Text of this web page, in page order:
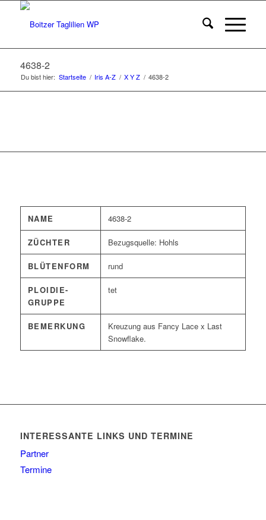
4638-2
Du bist hier: Startseite / Iris A-Z / X Y Z / 4638-2
NAME 4638-2
ZÜCHTER Bezugsquelle: Hohls
BLÜTENFORM rund
PLOIDIE-
GRUPPE
tet
BEMERKUNG
Kreuzung aus Fancy Lace x Last
Snowflake.
INTERESSANTE LINKS UND TERMINE
Partner
Termine